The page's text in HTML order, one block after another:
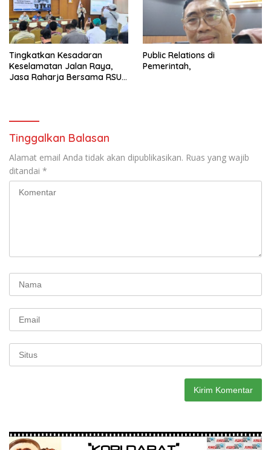
Tingkatkan Kesadaran
Keselamatan Jalan Raya,
Jasa Raharja Bersama RSU
Public Relations di
Pemerintah,
Tinggalkan Balasan
Alamat email Anda tidak akan dipublikasikan. Ruas yang wajib
ditandai *